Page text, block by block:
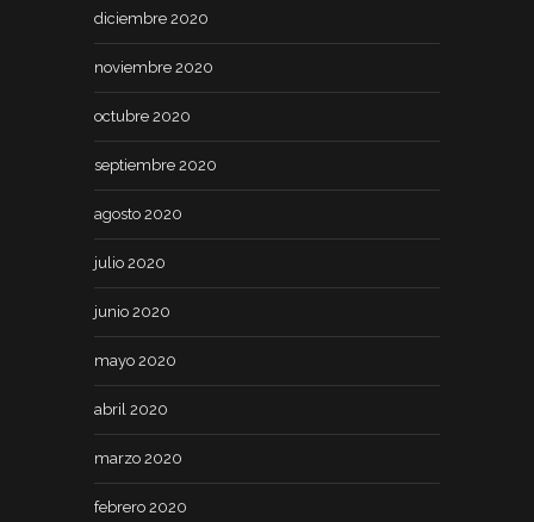
diciembre 2020
noviembre 2020
octubre 2020
septiembre 2020
agosto 2020
julio 2020
junio 2020
mayo 2020
abril 2020
marzo 2020
febrero 2020